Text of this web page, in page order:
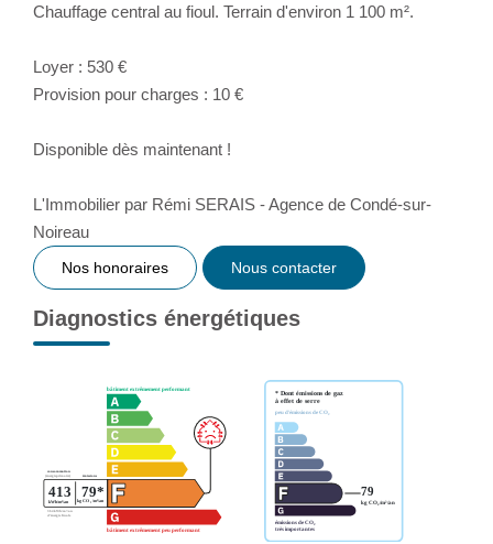
Chauffage central au fioul. Terrain d'environ 1 100 m².
Loyer : 530 €
Provision pour charges : 10 €
Disponible dès maintenant !
L'Immobilier par Rémi SERAIS - Agence de Condé-sur-
Noireau
Nos honoraires Nous contacter
Diagnostics énergétiques